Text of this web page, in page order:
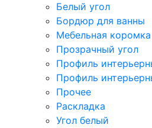
Белый угол
Бордюр для ванны
Мебельная коромка
Прозрачный угол
Профиль
Профиль
Прочее
Раскладка
Угол белый